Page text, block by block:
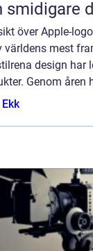
smidigare
över Apple-
världens mest
design har
Genom åren